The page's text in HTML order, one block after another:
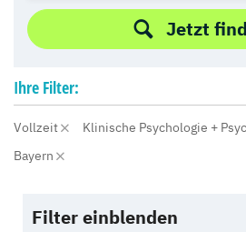
Jetzt
Ihre Filter:
Vollzeit
Klinische Psychologie +
Bayern
Filter einblenden